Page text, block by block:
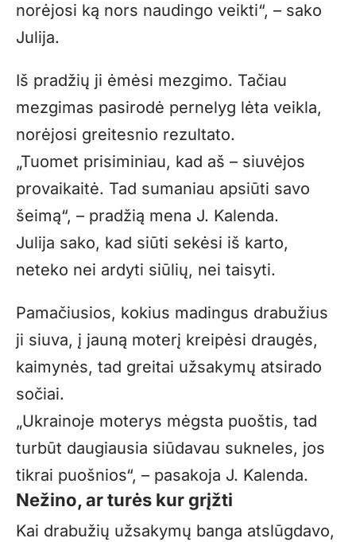
norėjosi ką nors naudingo veikti“, – sako
Julija.
Iš pradžių ji ėmėsi mezgimo. Tačiau
mezgimas pasirodė pernelyg lėta veikla,
norėjosi greitesnio rezultato.
„Tuomet prisiminiau, kad aš – siuvėjos
provaikaitė. Tad sumaniau apsiūti savo
šeimą“, – pradžią mena J. Kalenda.
Julija sako, kad siūti sekėsi iš karto,
neteko nei ardyti siūlių, nei taisyti.
Pamačiusios, kokius madingus drabužius
ji siuva, į jauną moterį kreipėsi draugės,
kaimynės, tad greitai užsakymų atsirado
sočiai.
„Ukrainoje moterys mėgsta puoštis, tad
turbūt daugiausia siūdavau sukneles, jos
tikrai puošnios“, – pasakoja J. Kalenda.
Nežino, ar turės kur grįžti
Kai drabužių užsakymų banga atslūgdavo,